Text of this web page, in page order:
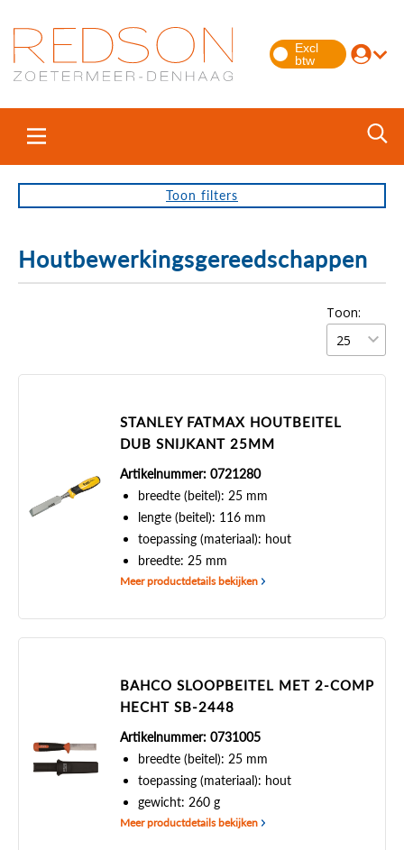
Toon filters
Houtbewerkingsgereedschappen
Toon:
STANLEY FATMAX HOUTBEITEL
DUB SNIJKANT 25MM
Artikelnummer: 0721280
breedte (beitel): 25 mm
lengte (beitel): 116 mm
toepassing (materiaal): hout
breedte: 25 mm
Meer productdetails bekijken
BAHCO SLOOPBEITEL MET 2-COMP
HECHT SB-2448
Artikelnummer: 0731005
breedte (beitel): 25 mm
toepassing (materiaal): hout
gewicht: 260 g
Meer productdetails bekijken